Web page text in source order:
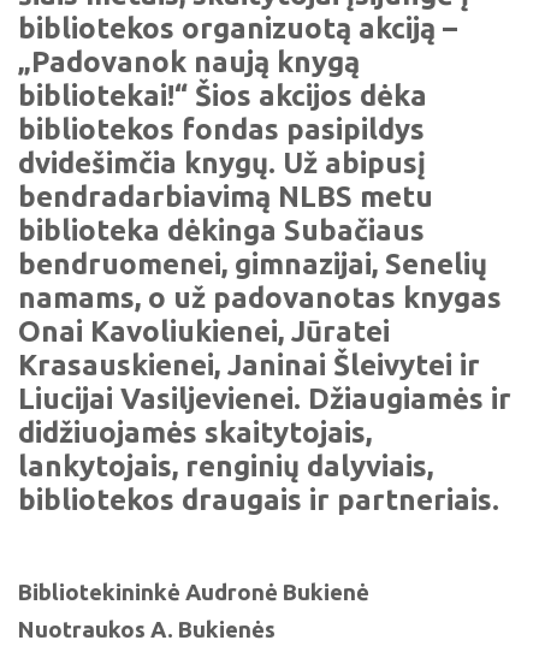
bibliotekos organizuotą akciją –
„Padovanok naują knygą
bibliotekai!“ Šios akcijos dėka
bibliotekos fondas pasipildys
dvidešimčia knygų. Už abipusį
bendradarbiavimą NLBS metu
biblioteka dėkinga Subačiaus
bendruomenei, gimnazijai, Senelių
namams, o už padovanotas knygas
Onai Kavoliukienei, Jūratei
Krasauskienei, Janinai Šleivytei ir
Liucijai Vasiljevienei. Džiaugiamės ir
didžiuojamės skaitytojais,
lankytojais, renginių dalyviais,
bibliotekos draugais ir partneriais.
Bibliotekininkė Audronė Bukienė
Nuotraukos A. Bukienės